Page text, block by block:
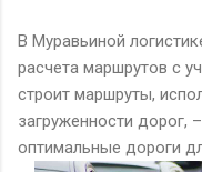
В Муравьиной
расчета маршрутов с
строит маршруты,
загруженности дорог,
оптимальные дороги